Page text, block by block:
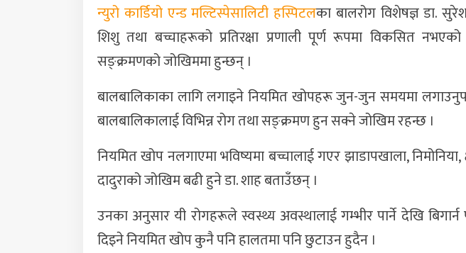
न्युरो कार्डियो एन्ड मल्टिस्पेसालिटी हस्पिटलका बालरोग विशेषज्ञ डा.
शिशु तथा बच्चाहरूको प्रतिरक्षा प्रणाली पूर्ण रूपमा विकसित नभएको
सङ्क्रमणको जोखिममा हुन्छन् ।
बालबालिकाका लागि लगाइने नियमित खोपहरू जुन-जुन समयमा
बालबालिकालाई विभिन्न रोग तथा सङ्क्रमण हुन सक्ने जोखिम रहन्छ ।
नियमित खोप नलगाएमा भविष्यमा बच्चालाई गएर झाडापखाला, निमोनिया,
दादुराको जोखिम बढी हुने डा. शाह बताउँछन् ।
उनका अनुसार यी रोगहरूले स्वस्थ्य अवस्थालाई गम्भीर पार्ने देखि
दिइने नियमित खोप कुनै पनि हालतमा पनि छुटाउन हुदैन ।